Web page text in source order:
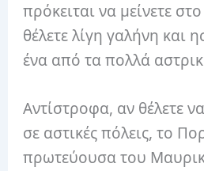
πρόκειται να μείνετε
θέλετε λίγη γαλήνη και
ένα από τα πολλά
Αντίστροφα, αν θέλετε
σε αστικές πόλεις, το
πρωτεύουσα του